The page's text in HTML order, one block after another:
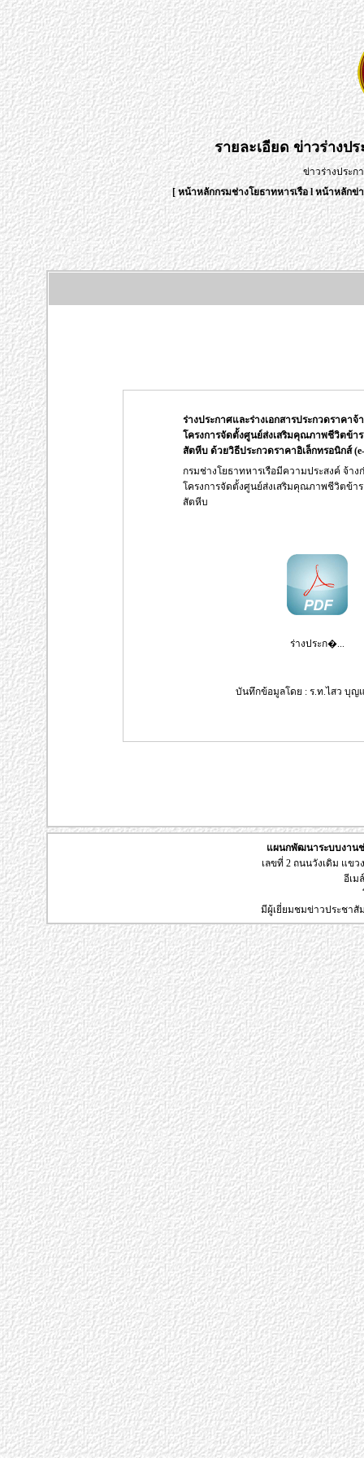
รายละเอียดข่าวร่างป
ข่าวร่างประก
[หน้าหลักกรมช่างโยธาทหารเรือlหน้าหลักข่
ร่างประกาศและร่างเอกสารประกวดราคา
โครงการจัดตั้งศูนย์ส่งเสริมคุณภาพชีวิตข้า
สัตหีบ ด้วยวิธีประกวดราคาอิเล็กทรอนิกส์
กรมช่างโยธาทหารเรือมีความประสงค์ จ้า
โครงการจัดตั้งศูนย์ส่งเสริมคุณภาพชีวิตข้า
สัตหีบ
ร่างประก�...
บันทึกข้อมูลโดย : ร.ท.ไสว บุญแ
แผนกพัฒนาระบบงานช่
เลขที่ 2 ถนนวังเดิม แขว
อีเม
มีผู้เยี่ยมชมข่าวประชา